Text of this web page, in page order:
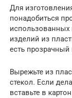
Для
понадобиться
использованных
изделий из
есть
Вырежьте из
стекол. Если
вставьте в